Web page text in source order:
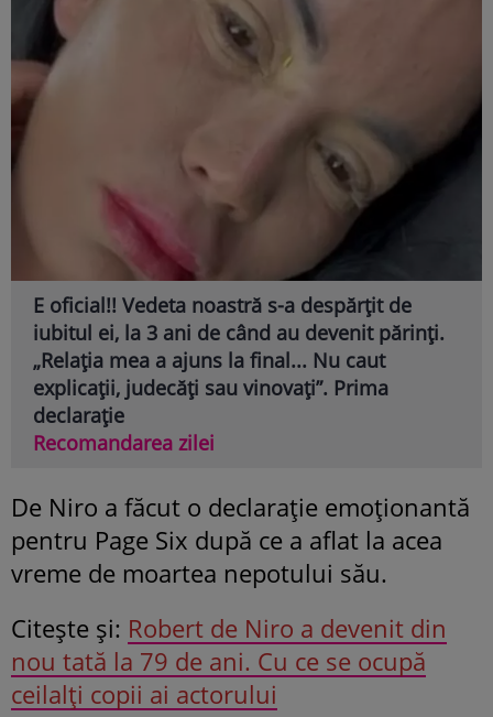
E oficial!! Vedeta noastră s-a despărțit de
iubitul ei, la 3 ani de când au devenit părinți.
„Relația mea a ajuns la final... Nu caut
explicații, judecăți sau vinovați”. Prima
declarație
Recomandarea zilei
De Niro a făcut o declarație emoționantă
pentru Page Six după ce a aflat la acea
vreme de moartea nepotului său.
Citeşte şi: Robert de Niro a devenit din
nou tată la 79 de ani. Cu ce se ocupă
ceilalți copii ai actorului